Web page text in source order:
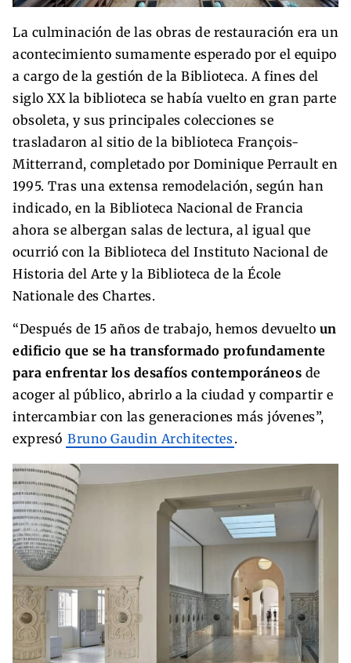
La culminación de las obras de restauración era un
acontecimiento sumamente esperado por el equipo
a cargo de la gestión de la Biblioteca. A fines del
siglo XX la biblioteca se había vuelto en gran parte
obsoleta, y sus principales colecciones se
trasladaron al sitio de la biblioteca François-
Mitterrand, completado por Dominique Perrault en
1995. Tras una extensa remodelación, según han
indicado, en la Biblioteca Nacional de Francia
ahora se albergan salas de lectura, al igual que
ocurrió con la Biblioteca del Instituto Nacional de
Historia del Arte y la Biblioteca de la École
Nationale des Chartes.
“Después de 15 años de trabajo, hemos devuelto un
edificio que se ha transformado profundamente
para enfrentar los desafíos contemporáneos de
acoger al público, abrirlo a la ciudad y compartir e
intercambiar con las generaciones más jóvenes”,
expresó Bruno Gaudin Architectes.